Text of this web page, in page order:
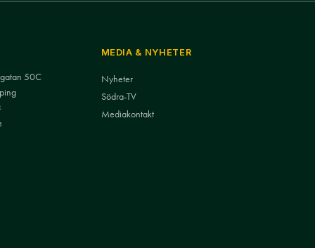
50C
MEDIA & NYHETER
Nyheter
Södra-TV
Mediakontakt